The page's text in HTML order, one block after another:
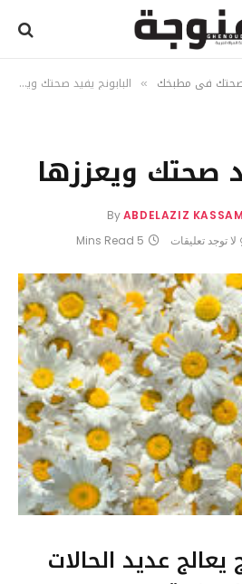
في مطبخك » البابونج يفيد صحتك ويعززها
صحتك ويعززها
ByABDELAZIZ
لا توجد تعليقات 5 Mins Read
يعالج عديد الحالات